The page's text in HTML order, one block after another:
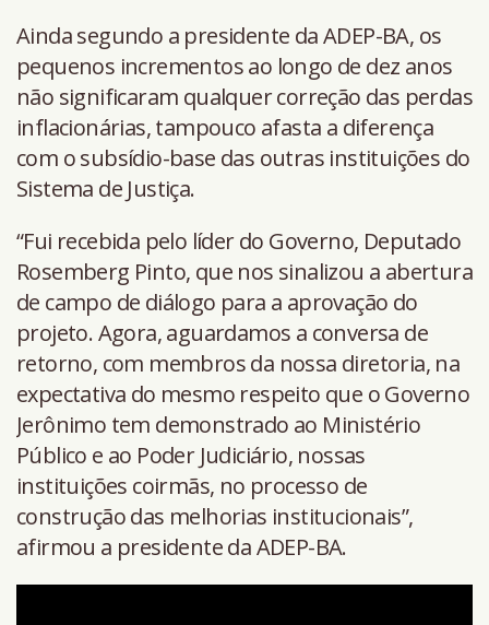
Ainda segundo a presidente da ADEP-BA, os
pequenos incrementos ao longo de dez anos
não significaram qualquer correção das perdas
inflacionárias, tampouco afasta a diferença
com o subsídio-base das outras instituições do
Sistema de Justiça.
“Fui recebida pelo líder do Governo, Deputado
Rosemberg Pinto, que nos sinalizou a abertura
de campo de diálogo para a aprovação do
projeto. Agora, aguardamos a conversa de
retorno, com membros da nossa diretoria, na
expectativa do mesmo respeito que o Governo
Jerônimo tem demonstrado ao Ministério
Público e ao Poder Judiciário, nossas
instituições coirmãs, no processo de
construção das melhorias institucionais”,
afirmou a presidente da ADEP-BA.